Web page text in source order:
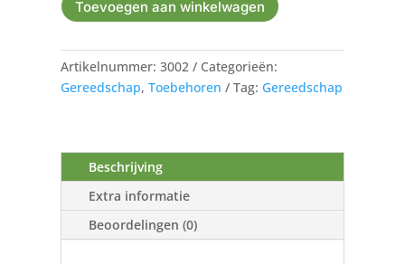
Toevoegen aan winkelwagen
Artikelnummer:3002
Categorieën:
Gereedschap,Toebehoren Tag: Gereedschap
Beschrijving
Extra informatie
Beoordelingen (0)